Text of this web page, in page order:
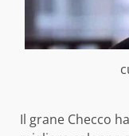
Il grane Checco